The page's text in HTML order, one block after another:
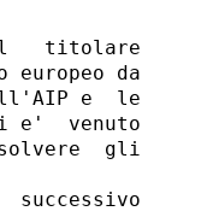
titolare
europeo da
e  le
e'  venuto
gli
successivo